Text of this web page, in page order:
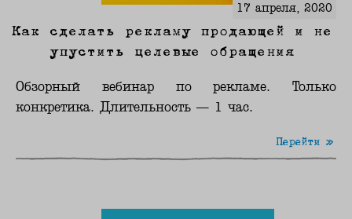
17 апреля, 2020
Как сделать рекламу продающей и не
упустить целевые обращения
Обзорный вебинар по рекламе. Только
конкретика. Длительность — 1 час.
Перейти »